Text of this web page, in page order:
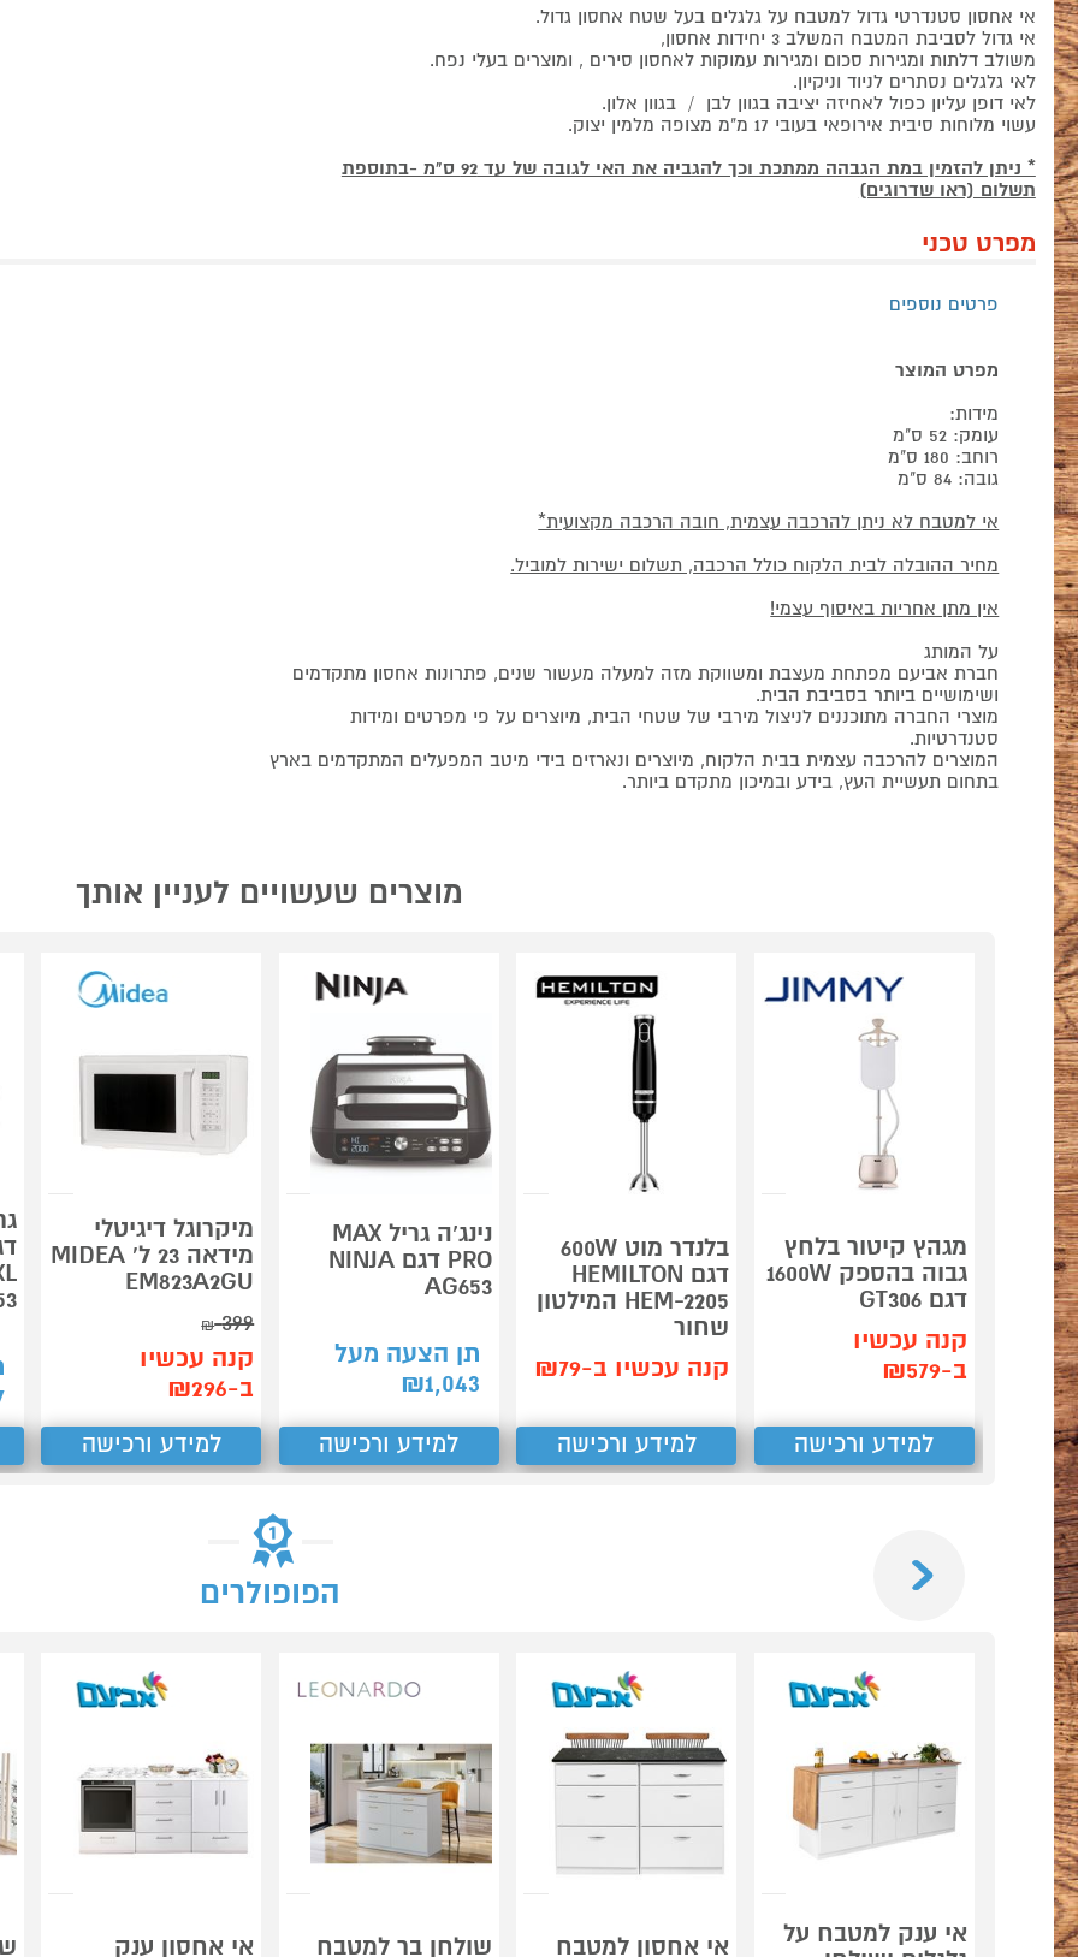
אי אחסון סטנדרטי גדול למטבח על גלגלים בעל שטח אחסון גדול.
אי גדול לסביבת המטבח המשלב 3 יחידות אחסון,
משולב דלתות ומגירות סכום ומגירות עמוקות לאחסון סירים , ומוצרים בעלי נפח.
לאי גלגלים נסתרים לניוד וניקיון.
לאי דופן עליון כפול לאחיזה יציבה בגוון לבן / בגוון אלון.
עשוי מלוחות סיבית אירופאי בעובי 17 מ"מ מצופה מלמין יצוק.
* ניתן להזמין במת הגבהה ממתכת וכך להגביה את האי לגובה של עד 92 ס"מ -בתוספת
תשלום (ראו שדרוגים)
מפרט טכני
פרטים נוספים
מפרט המוצר
מידות:
עומק: 52 ס"מ
רוחב: 180 ס"מ
גובה: 84 ס"מ
אי למטבח לא ניתן להרכבה עצמית, חובה הרכבה מקצועית*
מחיר ההובלה לבית הלקוח כולל הרכבה, תשלום ישירות למוביל.
אין מתן אחריות באיסוף עצמי!
על המותג
חברת אביעם מפתחת מעצבת ומשווקת מזה למעלה מעשור שנים, פתרונות אחסון מתקדמים
ושימושיים ביותר בסביבת הבית.
מוצרי החברה מתוכננים לניצול מירבי של שטחי הבית, מיוצרים על פי מפרטים ומידות
סטנדרטיות.
המוצרים להרכבה עצמית בבית הלקוח, מיוצרים ונארזים בידי מיטב המפעלים המתקדמים בארץ
בתחום תעשיית העץ, בידע ובמיכון מתקדם ביותר.
מוצרים שעשויים לעניין אותך
מגהץ קיטור בלחץ
גבוה בהספק 1600W
דגם GT306
קנה עכשיו
ב-₪579
למידע ורכישה
בלנדר מוט 600W
דגם HEMILTON
HEM-2205 המילטון
שחור
קנה עכשיו ב-₪79
למידע ורכישה
נינג’ה גריל MAX
PRO דגם NINJA
AG653
תן הצעה מעל
1,043
₪
למידע ורכישה
מיקרוגל דיגיטלי
מידאה 23 ל' MIDEA
EM823A2GU
399
₪
קנה עכשיו
ב-₪296
למידע ורכישה
הפופולרים
אי ענק למטבח על
אי אחסון למטבח שולחן בר למטבח אי אחסון ענק